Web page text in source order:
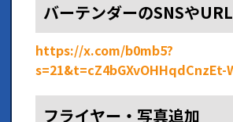
バーテンダーのSNSやURL
https://x.com/b0mb5?
s=21&t=cZ4bGXvOHHqdCnzEt-
フライヤー・写真追加